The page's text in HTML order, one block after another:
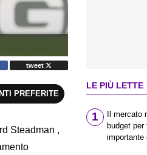
tweet
PREFERITE
Steadman ,
LE PIÙ LETTE
1
Il
budget
importante